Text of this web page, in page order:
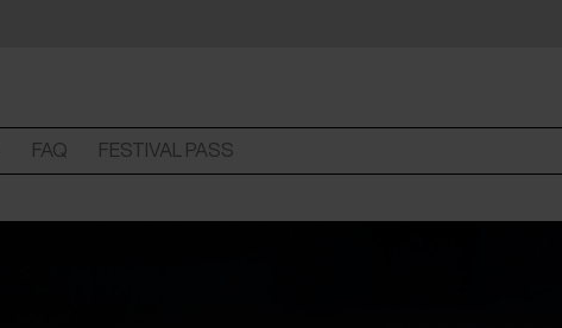
FAQ FESTIVAL PASS